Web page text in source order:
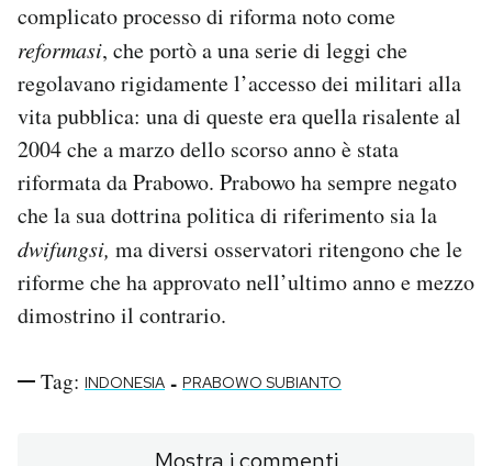
complicato processo di riforma noto come
reformasi, che portò a una serie di leggi che
regolavano rigidamente l’accesso dei militari alla
vita pubblica: una di queste era quella risalente al
2004 che a marzo dello scorso anno è stata
riformata da Prabowo. Prabowo ha sempre negato
che la sua dottrina politica di riferimento sia la
dwifungsi, ma diversi osservatori ritengono che le
riforme che ha approvato nell’ultimo anno e mezzo
dimostrino il contrario.
Tag: INDONESIA - PRABOWO SUBIANTO